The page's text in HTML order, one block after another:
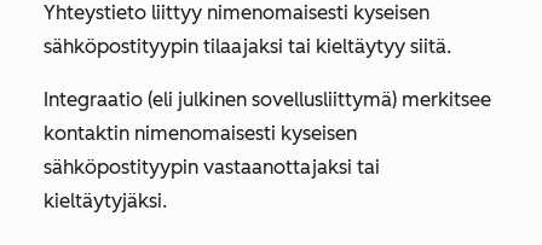
Yhteystieto liittyy nimenomaisesti kyseisen
sähköpostityypin tilaajaksi tai kieltäytyy siitä.
Integraatio (eli julkinen sovellusliittymä) merkitsee
kontaktin nimenomaisesti kyseisen
sähköpostityypin vastaanottajaksi tai
kieltäytyjäksi.